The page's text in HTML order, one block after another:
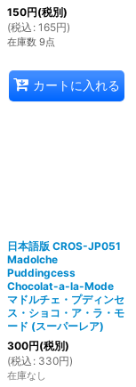
150円(税別)
(税込 : 165円)
在庫数 9点
カートに入れる
日本語版 CROS-JP051
Madolche
Puddingcess
Chocolat-a-la-Mode
マドルチェ・プディンセ
ス・ショコ・ア・ラ・モ
ード (スーパーレア)
300円(税別)
(税込 : 330円)
在庫なし